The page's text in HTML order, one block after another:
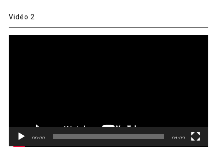
Vidéo 2
00:00 01:02